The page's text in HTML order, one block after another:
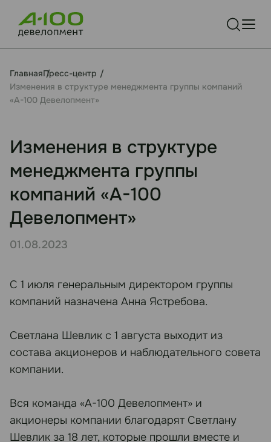
ГлавнаяПресс-центр
Изменения в структуре менеджмента группы компаний
«А-100 Девелопмент»
Изменения в структуре
менеджмента группы
компаний «А-100
Девелопмент»
01.08.2023
С 1 июля генеральным директором группы
компаний назначена Анна Ястребова.
Светлана Шевлик с 1 августа выходит из
состава акционеров и наблюдательного совета
компании.
Вся команда «А-100 Девелопмент» и
акционеры компании благодарят Светлану
Шевлик за 18 лет, которые прошли вместе и